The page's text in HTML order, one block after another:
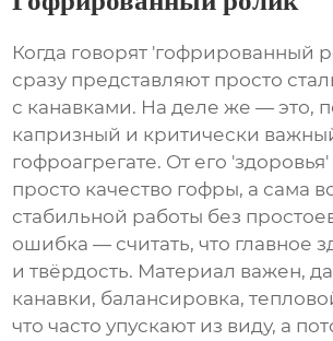
Когда говорят 'гофрированный
сразу представляют просто
с канавками. На деле же — это,
капризный и критически
гофроагрегате. От его
просто качество гофры, а сама
стабильной работы без
ошибка — считать, что главное
и твёрдость. Материал важен,
канавки, балансировка,
что часто упускают из виду, а